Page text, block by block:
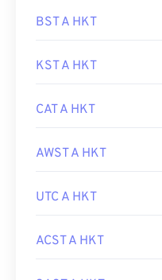
BST A HKT
KST A HKT
CAT A HKT
AWST A HKT
UTC A HKT
ACST A HKT